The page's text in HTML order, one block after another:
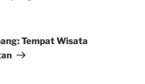
Tempat Wisata